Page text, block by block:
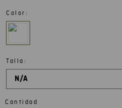
Color :
Talla :
N/A
Cantidad